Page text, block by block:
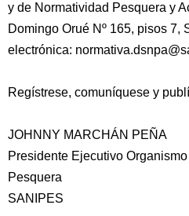
y de Normatividad Pesquera y
Domingo Orué Nº 165, pisos 7,
electrónica:
Regístrese, comuníquese y
JOHNNY MARCHÁN PEÑA
Presidente Ejecutivo
Pesquera
SANIPES